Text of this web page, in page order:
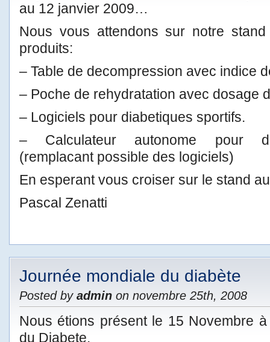
au 12 janvier 2009…
Nous vous attendons sur notre
produits:
– Table de decompression avec indice
– Poche de rehydratation avec dosage
– Logiciels pour diabetiques sportifs.
– Calculateur autonome pour
(remplacant possible des logiciels)
En esperant vous croiser sur le stand
Pascal Zenatti
Journée mondiale du diabète
Posted by admin on novembre 25th, 2008
Nous étions présent le 15 Novembre
du Diabete.